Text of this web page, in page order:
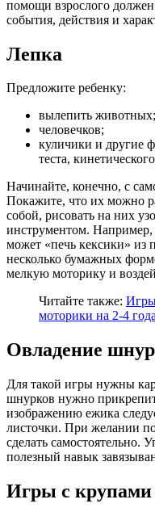
помощи взрослого
события, действия и
Лепка
Предложите ребенку:
вылепить животных;
человечков;
куличики и другие
теста,
Начинайте, конечно, с
Покажите, что их можно
собой, рисовать на них
инструментом. Например,
может «печь кексики» из
несколько бумажных
мелкую моторику и
Читайте также:
моторики на 2-4
Овладение
Для такой игры нужны
шнурков нужно
изображению ежика
листочки. При желании
сделать самостоятельно.
полезный навык
Игры с